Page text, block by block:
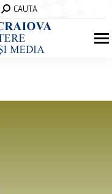
Search:CAUTĂ